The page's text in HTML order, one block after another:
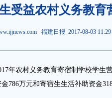
受益农村义务教育
福建日报 2017-08-03 11:29
农村义务教育寄宿制学校学生
786万元和寄宿生生活补助资金